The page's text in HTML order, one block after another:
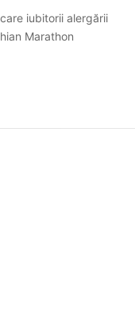
iubitorii alergării
Marathon